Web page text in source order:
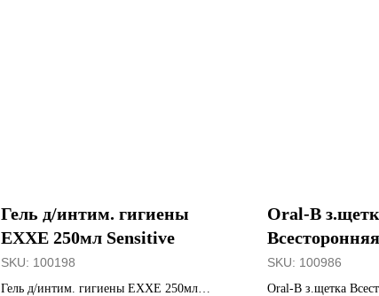
Гель д/интим. гигиены
EXXE 250мл Sensitive
SKU: 100198
Гель д/интим. гигиены EXXE 250мл
Oral-B
Средняя
SKU: 100986
Oral-B з.щетка